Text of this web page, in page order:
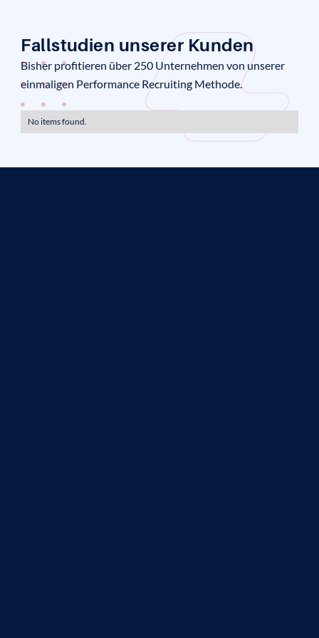
Fallstudien unserer Kunden
Bisher profitieren über 250 Unternehmen von unserer
einmaligen Performance Recruiting Methode.
No items found.